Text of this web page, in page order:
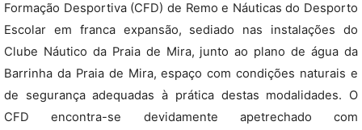
Formação Desportiva (CFD) de Remo e Náuticas do Desporto
Escolar em franca expansão, sediado nas instalações do
Clube Náutico da Praia de Mira, junto ao plano de água da
Barrinha da Praia de Mira, espaço com condições naturais e
de segurança adequadas à prática destas modalidades. O
CFD encontra-se devidamente apetrechado com